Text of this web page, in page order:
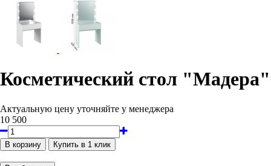
Косметический стол "Мадера"
Актуальную цену уточняйте у менеджера
10 500